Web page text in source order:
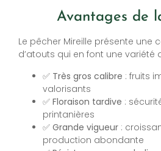
Avantages de
Le pêcher Mireille présente une
d’atouts qui en font une variété
✅ Très gros calibre : fruits
valorisants
✅ Floraison tardive :
printanières
✅ Grande vigueur :
production abondante